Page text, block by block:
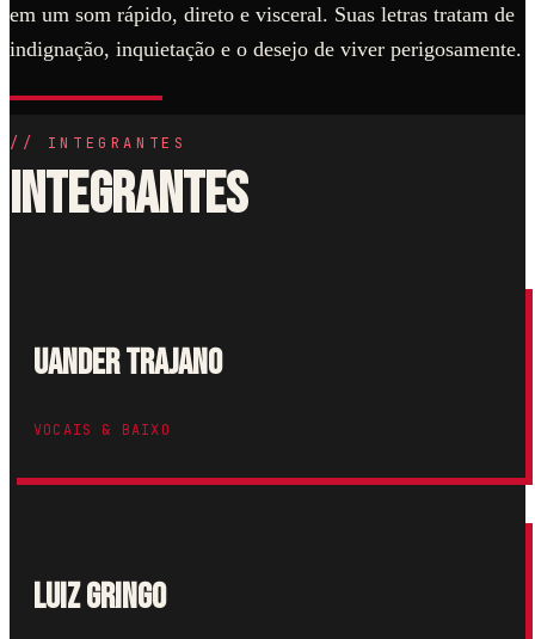
em um som rápido, direto e visceral. Suas letras tratam de
indignação, inquietação e o desejo de viver perigosamente.
// INTEGRANTES
Integrantes
Uander Trajano
VOCAIS & BAIXO
Luiz Gringo